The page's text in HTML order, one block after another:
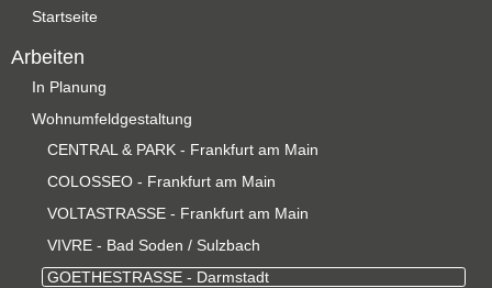
Startseite
Arbeiten
In Planung
Wohnumfeldgestaltung
CENTRAL & PARK - Frankfurt am Main
COLOSSEO - Frankfurt am Main
VOLTASTRASSE - Frankfurt am Main
VIVRE - Bad Soden / Sulzbach
GOETHESTRASSE - Darmstadt